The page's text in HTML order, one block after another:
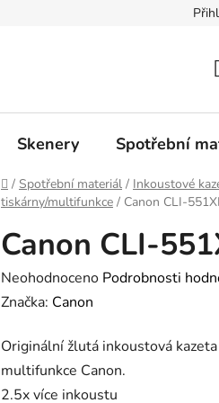
Skenery Spotřební
Domů
/ Spotřební materiál / Inkoustové
tiskárny/multifunkce / Canon CLI-
Canon CLI-
Průměrné
hodnocení
je
0,0
z
Neohodnoceno Podrobnosti
Značka: Canon
Originální žlutá inkoustová
multifunkce Canon.
2.5x více inkoustu